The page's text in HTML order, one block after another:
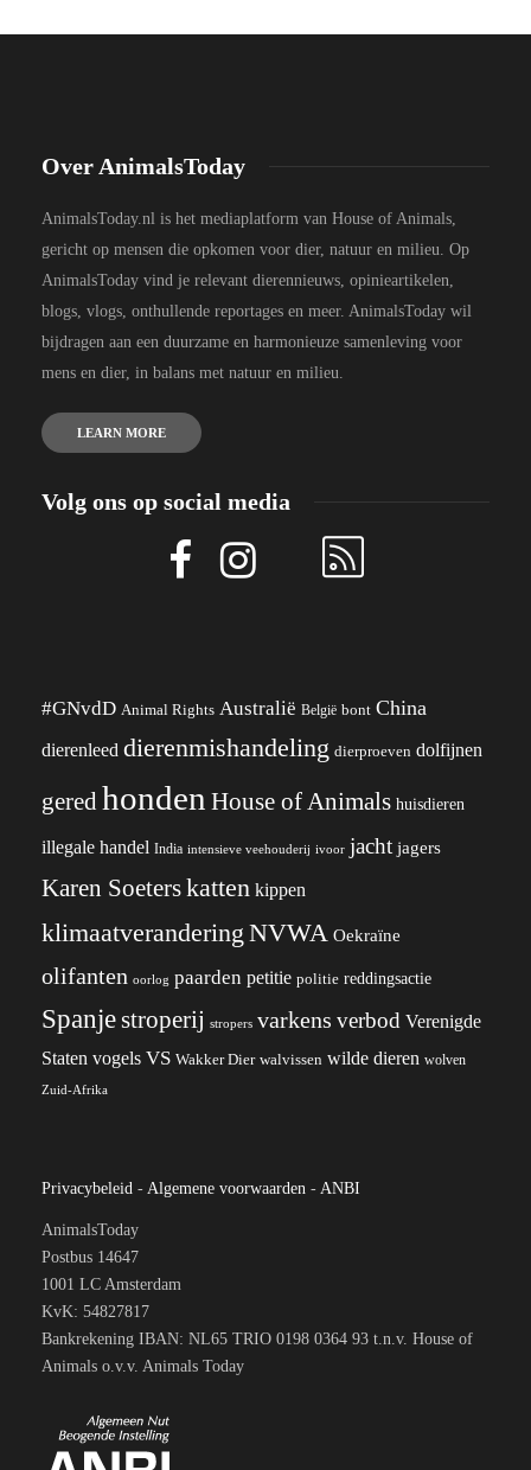
Over AnimalsToday
AnimalsToday.nl is het mediaplatform van House of Animals,
gericht op mensen die opkomen voor dier, natuur en milieu. Op
AnimalsToday vind je relevant dierennieuws, opinieartikelen,
blogs, vlogs, onthullende reportages en meer. AnimalsToday wil
bijdragen aan een duurzame en harmonieuze samenleving voor
mens en dier, in balans met natuur en milieu.
LEARN MORE
Volg ons op social media
#GNvdD Animal Rights Australië België bont China
dierenleed dierenmishandeling dierproeven dolfijnen
gered honden House of Animals huisdieren
illegale handel India intensieve veehouderij ivoor jacht jagers
Karen Soeterskatten kippen
klimaatverandering NVWA Oekraïne
olifanten oorlog paarden petitie politie reddingsactie
Spanjestroperij stropers varkens verbod Verenigde
Staten vogels VS Wakker Dier walvissen wilde dieren wolven
Zuid-Afrika
Privacybeleid - Algemene voorwaarden - ANBI
AnimalsToday
Postbus 14647
1001 LC Amsterdam
KvK: 54827817
Bankrekening IBAN: NL65 TRIO 0198 0364 93 t.n.v. House of
Animals o.v.v. Animals Today